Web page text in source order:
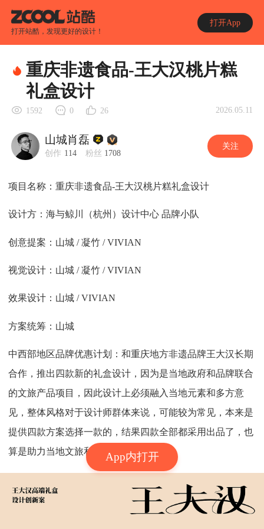
打开站酷，发现更好的设计！
打开App
App内打开
重庆非遗食品-王大汉桃片糕
礼盒设计
1592 0 26 2026.05.11
山城肖磊
创作 114 粉丝 1708
关注
项目名称：重庆非遗食品-王大汉桃片糕礼盒设计
设计方：海与鲸川（杭州）设计中心 品牌小队
创意提案：山城 / 凝竹 / VIVIAN
视觉设计：山城 / 凝竹 / VIVIAN
效果设计：山城 / VIVIAN
方案统筹：山城
中西部地区品牌优惠计划：和重庆地方非遗品牌王大汉长期
合作，推出四款新的礼盒设计，因为是当地政府和品牌联合
的文旅产品项目，因此设计上必须融入当地元素和多方意
见，整体风格对于设计师群体来说，可能较为常见，本来是
提供四款方案选择一款的，结果四款全部都采用出品了，也
算是助力当地文旅和特产品牌成长。